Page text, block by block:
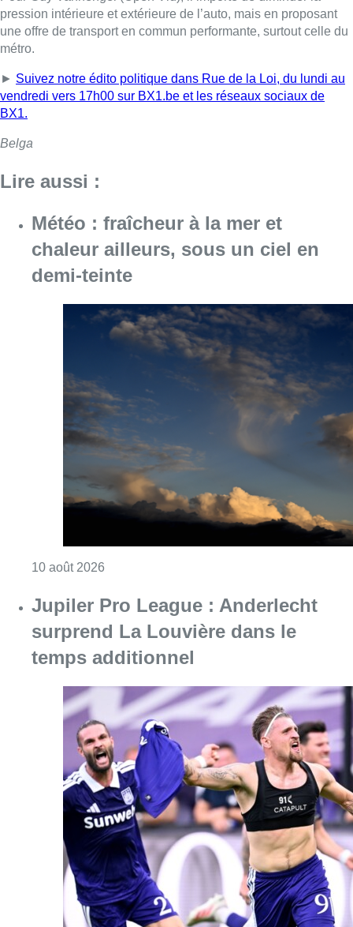
pression intérieure et extérieure de l’auto, mais en proposant
une offre de transport en commun performante, surtout celle du
métro.
► Suivez notre édito politique dans Rue de la Loi, du lundi au
vendredi vers 17h00 sur BX1.be et les réseaux sociaux de
BX1.
Belga
Lire aussi :
Météo : fraîcheur à la mer et
chaleur ailleurs, sous un ciel en
demi-teinte
10 août 2026
Jupiler Pro League : Anderlecht
surprend La Louvière dans le
temps additionnel